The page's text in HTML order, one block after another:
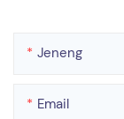
Jeneng
Email